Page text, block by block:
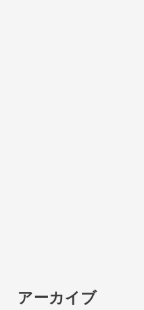
アーカイブ